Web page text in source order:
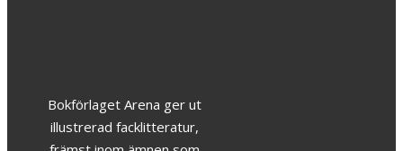
Bokförlaget Arena ger ut
illustrerad facklitteratur,